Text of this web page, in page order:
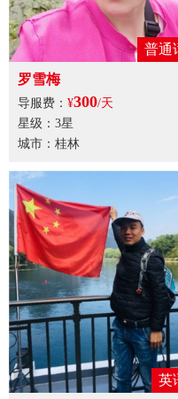
普通
罗雪梅
导服费： ¥300/天
星级：3星
城市：桂林
英